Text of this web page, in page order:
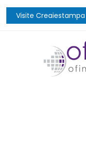
Visite Creaiestampa